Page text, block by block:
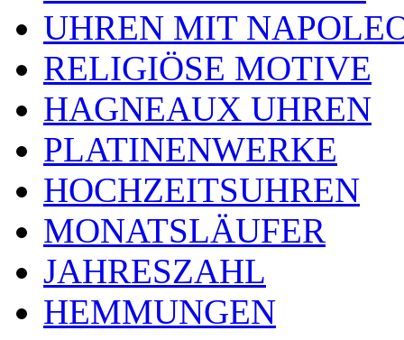
UHREN MIT
RELIGIÖSE MOTIVE
HAGNEAUX UHREN
PLATINENWERKE
HOCHZEITSUHREN
MONATSLÄUFER
JAHRESZAHL
HEMMUNGEN